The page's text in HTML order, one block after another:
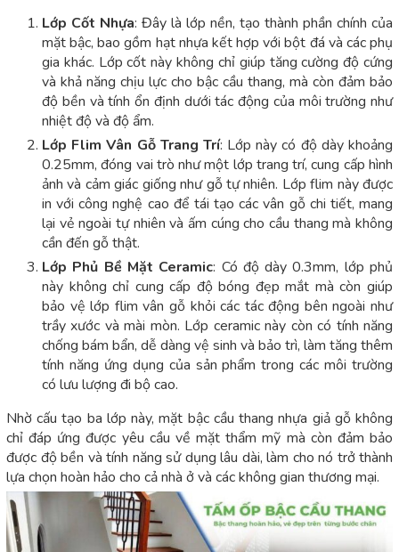
Lớp Cốt Nhựa: Đây là lớp nền, tạo thành phần chính của
mặt bậc, bao gồm hạt nhựa kết hợp với bột đá và các phụ
gia khác. Lớp cốt này không chỉ giúp tăng cường độ cứng
và khả năng chịu lực cho bậc cầu thang, mà còn đảm bảo
độ bền và tính ổn định dưới tác động của môi trường như
nhiệt độ và độ ẩm.
Lớp Flim Vân Gỗ Trang Trí: Lớp này có độ dày khoảng
0.25mm, đóng vai trò như một lớp trang trí, cung cấp hình
ảnh và cảm giác giống như gỗ tự nhiên. Lớp flim này được
in với công nghệ cao để tái tạo các vân gỗ chi tiết, mang
lại vẻ ngoài tự nhiên và ấm cúng cho cầu thang mà không
cần đến gỗ thật.
Lớp Phủ Bề Mặt Ceramic: Có độ dày 0.3mm, lớp phủ
này không chỉ cung cấp độ bóng đẹp mắt mà còn giúp
bảo vệ lớp flim vân gỗ khỏi các tác động bên ngoài như
trầy xước và mài mòn. Lớp ceramic này còn có tính năng
chống bám bẩn, dễ dàng vệ sinh và bảo trì, làm tăng thêm
tính năng ứng dụng của sản phẩm trong các môi trường
có lưu lượng đi bộ cao.
Nhờ cấu tạo ba lớp này, mặt bậc cầu thang nhựa giả gỗ không
chỉ đáp ứng được yêu cầu về mặt thẩm mỹ mà còn đảm bảo
được độ bền và tính năng sử dụng lâu dài, làm cho nó trở thành
lựa chọn hoàn hảo cho cả nhà ở và các không gian thương mại.